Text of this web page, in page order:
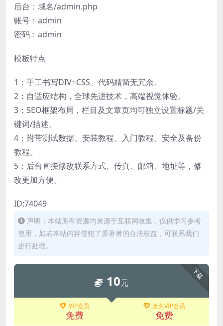
后台：域名/admin.php
账号：admin
密码：admin
模板特点
1：手工书写DIV+CSS、代码精简无冗余。
2：自适应结构，全球先进技术，高端视觉体验。
3：SEO框架布局，栏目及文章页均可独立设置标题/关
键词/描述。
4：附带测试数据、安装教程、入门教程、安全及备份
教程。
5：后台直接修改联系方式、传真、邮箱、地址等，修
改更加方便。
ID:74049
声明：本站所有资源均来源于互联网收集，仅供学习参考
使用，如若本站内容侵犯了原著者的合法权益，可联系我们
进行处理。
下载
10元
VIP会员
免费
永久VIP会员
免费